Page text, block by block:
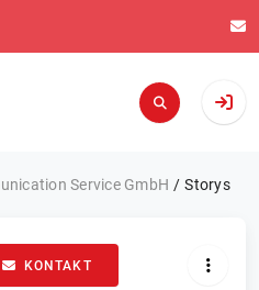
Service GmbH Storys
KONTAKT